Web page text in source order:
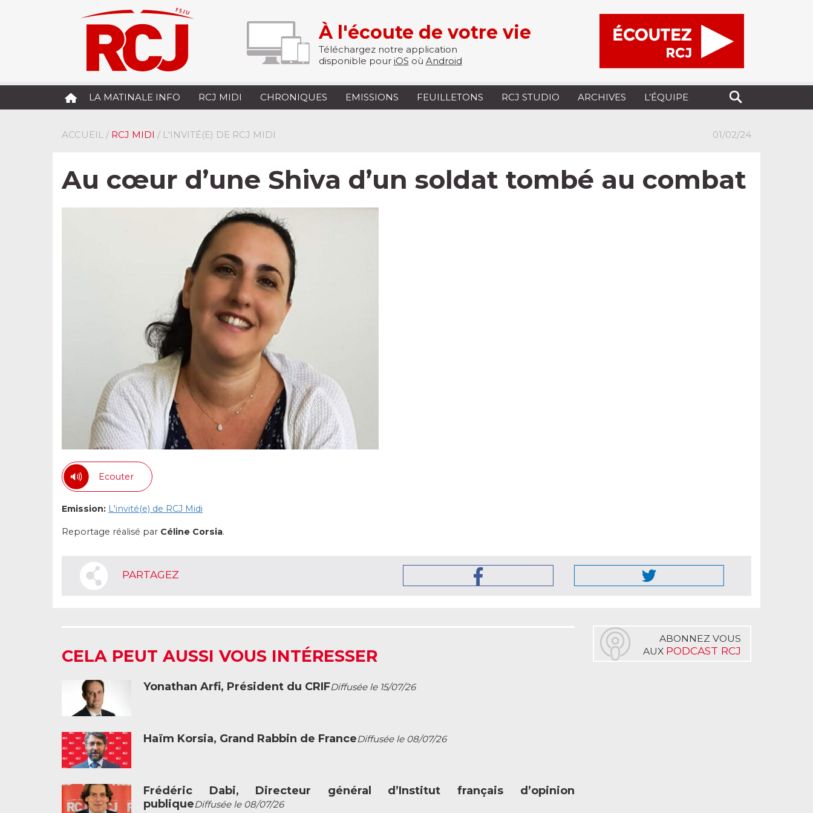
À l'écoute de votre vie
Téléchargez notre application
disponible pour iOS où Android
LA MATINALE INFO RCJ MIDI CHRONIQUES EMISSIONS FEUILLETONS RCJ STUDIO ARCHIVES L’ÉQUIPE
ACCUEIL / RCJ MIDI / L'INVITÉ(E) DE RCJ MIDI 01/02/24
Au cœur d’une Shiva d’un soldat tombé au combat
Ecouter
Emission: L'invité(e) de RCJ Midi
Reportage réalisé par Céline Corsia.
PARTAGEZ
CELA PEUT AUSSI VOUS INTÉRESSER
Yonathan Arfi, Président du CRIFDiffusée le 15/07/26
Haïm Korsia, Grand Rabbin de FranceDiffusée le 08/07/26
Frédéric Dabi, Directeur général d’Institut français d’opinion
publiqueDiffusée le 08/07/26
ABONNEZ VOUS
AUX PODCAST RCJ